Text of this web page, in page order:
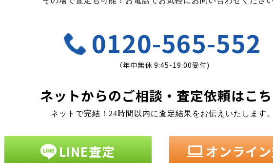
0120-565-552
（年中無休 9:45-19:00受付)
ネットからのご相談・査定依頼はこ
ネットで完結！24時間以内に査定結果をお伝えいたします。
LINE査定 オンライ